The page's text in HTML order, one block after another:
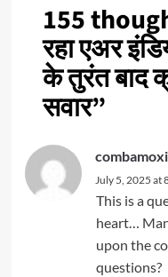
155
रहा एअर
के तुरंत बाद
सवार”
July 5, 2025 at
This is a
heart…
upon the
questions?